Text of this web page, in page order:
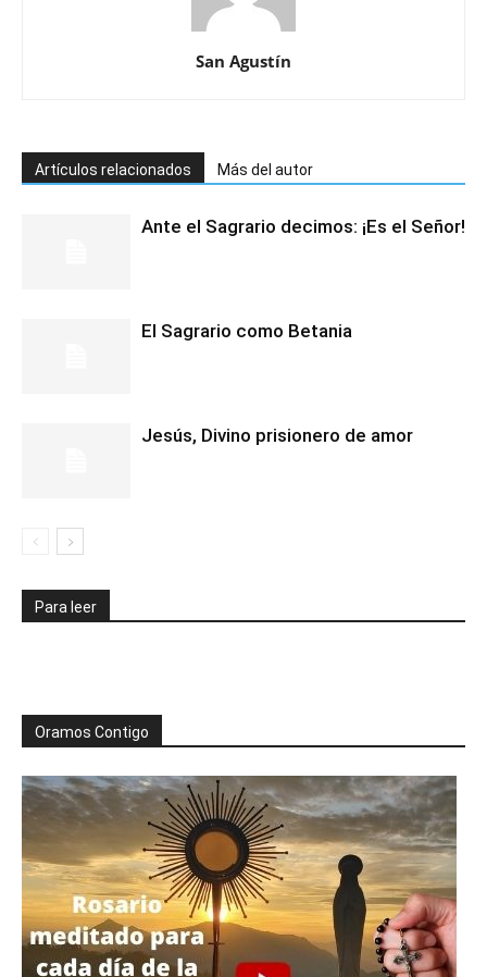
San Agustín
Artículos relacionados Más del autor
Ante el Sagrario decimos: ¡Es el Señor!
El Sagrario como Betania
Jesús, Divino prisionero de amor
Para leer
Oramos Contigo